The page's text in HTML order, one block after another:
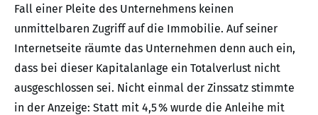
Fall einer Pleite des Unternehmens keinen
unmittelbaren Zugriff auf die Immobilie. Auf seiner
Internetseite räumte das Unternehmen denn auch ein,
dass bei dieser Kapitalanlage ein Totalverlust nicht
ausgeschlossen sei. Nicht einmal der Zinssatz stimmte
in der Anzeige: Statt mit 4,5 % wurde die Anleihe mit